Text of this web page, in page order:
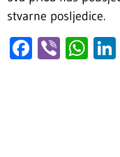
stvarne posljedice.
Viber